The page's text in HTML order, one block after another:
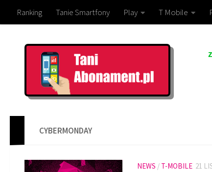
Ranking Tanie Smartfony Play T Mobile
CYBERMONDAY
NEWS / T-MOBILE 21